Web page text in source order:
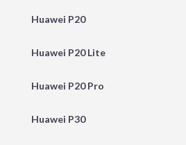
Huawei P20
Huawei P20 Lite
Huawei P20 Pro
Huawei P30